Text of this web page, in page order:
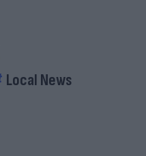
Local News